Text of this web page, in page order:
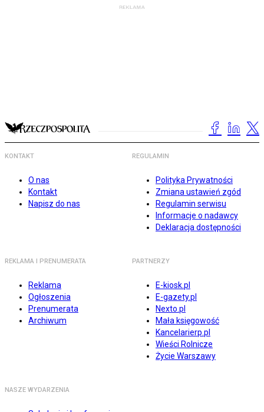
KONTAKT
O nas
Kontakt
Napisz do nas
REGULAMIN
Polityka Prywatności
Zmiana ustawień zgód
Regulamin serwisu
Informacje o nadawcy
Deklaracja dostępności
REKLAMA I PRENUMERATA
Reklama
Ogłoszenia
Prenumerata
Archiwum
PARTNERZY
E-kiosk.pl
E-gazety.pl
Nexto.pl
Mała księgowość
Kancelarierp.pl
Wieści Rolnicze
Życie Warszawy
NASZE WYDARZENIA